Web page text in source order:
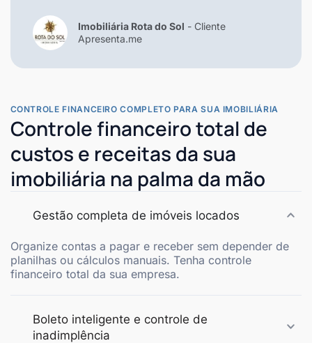
CONTROLE FINANCEIRO COMPLETO PARA SUA IMOBILIÁRIA
Controle financeiro total de
custos e receitas da sua
imobiliária na palma da mão
Gestão completa de imóveis locados
Organize contas a pagar e receber sem depender de
planilhas ou cálculos manuais. Tenha controle
financeiro total da sua empresa.
Boleto inteligente e controle de
inadimplência
Imobiliária Rota do Sol - Cliente
Apresenta.me